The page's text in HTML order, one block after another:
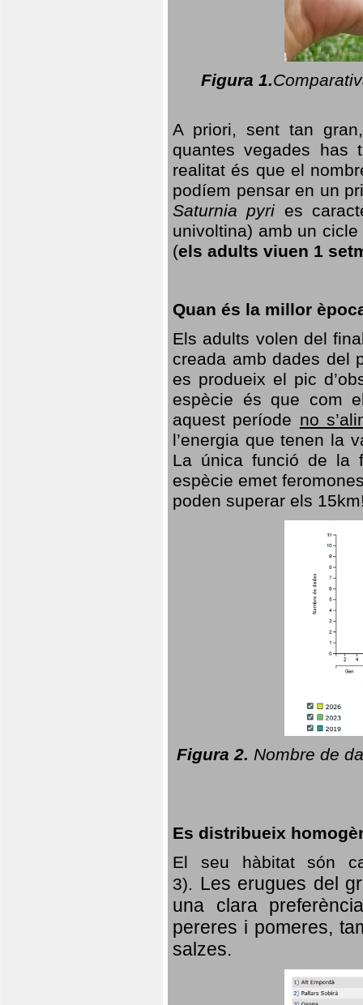
Figura 1.
A priori, sent tan
quantes vegades has
realitat és que el
podíem pensar en un
Saturnia pyri es
univoltina) amb un
(els adults viuen 1
Quan és la millor
Els adults volen del
creada amb dades del
es produeix el pic
espècie és que com
aquest període no
l’energia que tenen la
La única funció de la
espècie emet
poden superar els
Figura 2. Nombre de
Es distribueix
El seu hàbitat són
3). Les erugues del
una clara
pereres i pomeres,
salzes.